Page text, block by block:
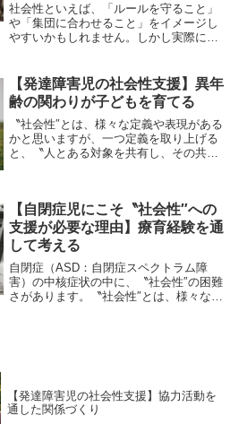
社会性といえば、「ルールを守ること」
や「集団に合わせること」をイメージし
やすいかもしれません。しかし実際に
す。本記事では、社会性の発達において
大切な2つの力として、「...
【発達障害児の社会性支援】異年
齢の関わりが子どもを育てる
〝社会性″とは、様々な定義や表現がある
かと思いますが、一つ定義を取り上げる
と、〝人とある対象を共有し、その共有
す。療育経験を通して、...
【自閉症児にこそ〝社会性″への
支援が必要な理由】療育経験を通
して考える
自閉症（ASD：自閉症スペクトラム障
害）の中核症状の中に、〝社会性″の困難
さがあります。〝社会性″とは、様々な定
【発達障害児の社会性支援】協力活動を
通した関係づくり